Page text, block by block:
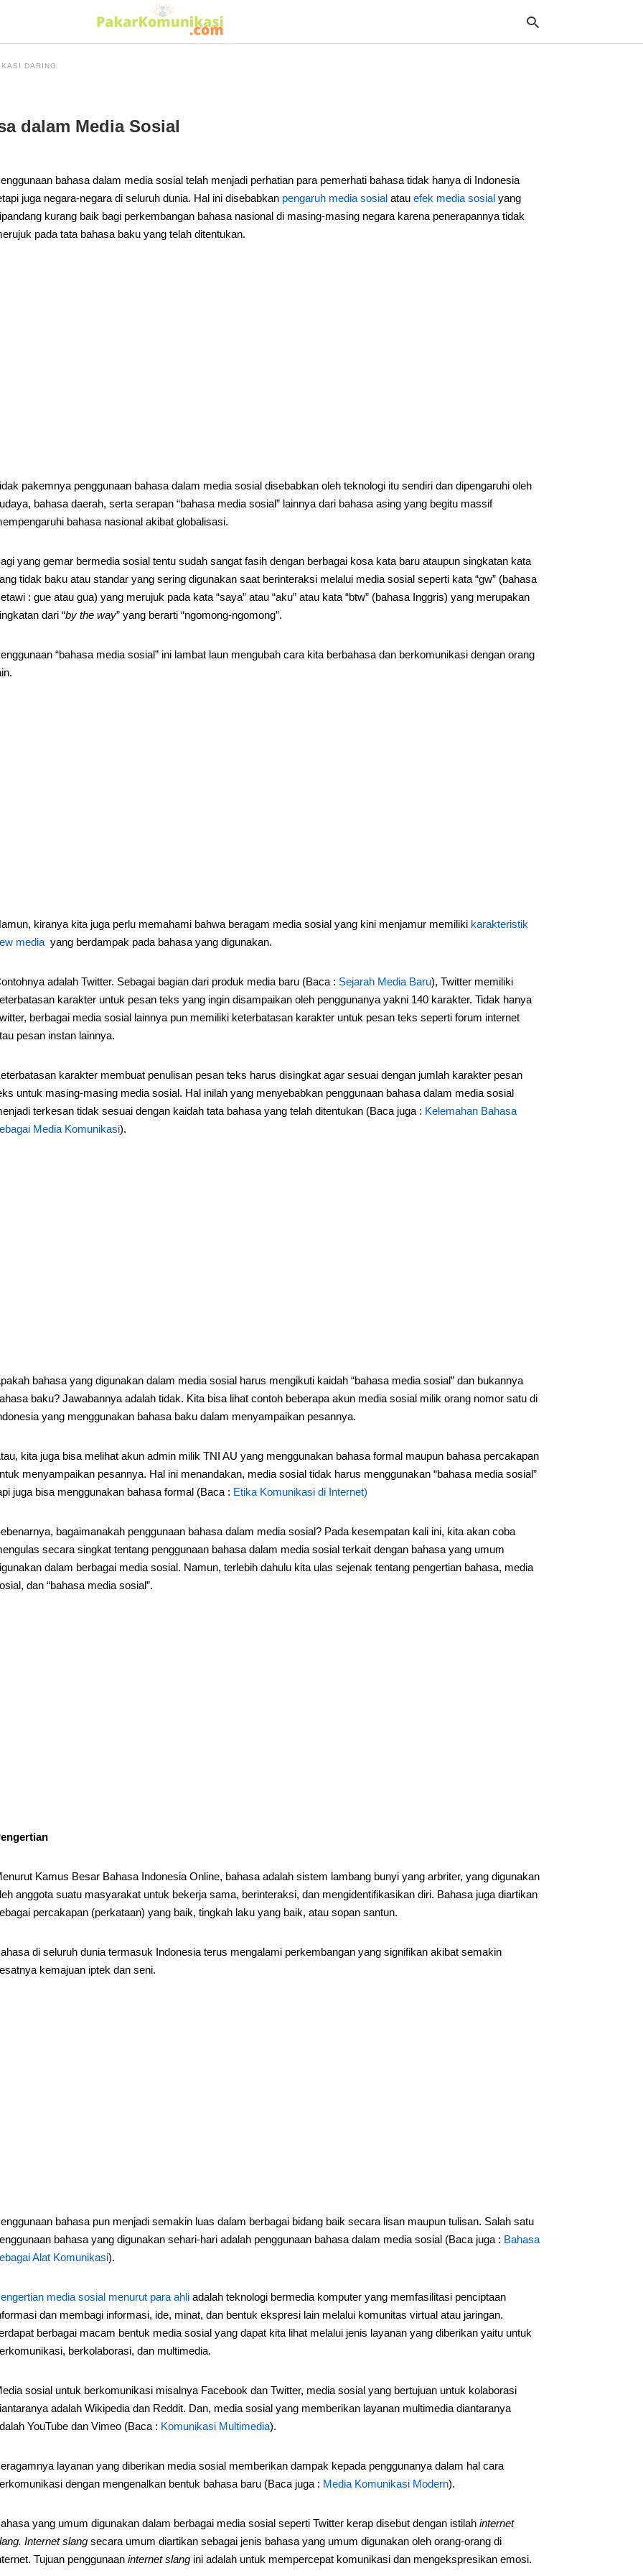
DARING
dalam Media Sosial
bahasa dalam media sosial telah menjadi perhatian para pemerhati bahasa tidak hanya di Indonesia
juga negara-negara di seluruh dunia. Hal ini disebabkan pengaruh media sosialatau efek media sosialyang
kurang baik bagi perkembangan bahasa nasional di masing-masing negara karena penerapannya tidak
pada tata bahasa baku yang telah ditentukan.
pakemnya penggunaan bahasa dalam media sosial disebabkan oleh teknologi itu sendiri dan dipengaruhi oleh
bahasa daerah, serta serapan “bahasa media sosial” lainnya dari bahasa asing yang begitu massif
bahasa nasional akibat globalisasi.
yang gemar bermedia sosial tentu sudah sangat fasih dengan berbagai kosa kata baru ataupun singkatan kata
tidak baku atau standar yang sering digunakan saat berinteraksi melalui media sosial seperti kata “gw” (bahasa
: gue atau gua) yang merujuk pada kata “saya” atau “aku” atau kata “btw” (bahasa Inggris) yang merupakan
dari “by the way” yang berarti “ngomong-ngomong”.
“bahasa media sosial” ini lambat laun mengubah cara kita berbahasa dan berkomunikasi dengan orang
kiranya kita juga perlu memahami bahwa beragam media sosial yang kini menjamur memiliki karakteristik
media yang berdampak pada bahasa yang digunakan.
adalah Twitter. Sebagai bagian dari produk media baru (Baca : Sejarah Media Baru), Twitter memiliki
karakter untuk pesan teks yang ingin disampaikan oleh penggunanya yakni 140 karakter. Tidak hanya
berbagai media sosial lainnya pun memiliki keterbatasan karakter untuk pesan teks seperti forum internet
pesan instan lainnya.
karakter membuat penulisan pesan teks harus disingkat agar sesuai dengan jumlah karakter pesan
untuk masing-masing media sosial. Hal inilah yang menyebabkan penggunaan bahasa dalam media sosial
terkesan tidak sesuai dengan kaidah tata bahasa yang telah ditentukan (Baca juga : Kelemahan Bahasa
Media Komunikasi).
bahasa yang digunakan dalam media sosial harus mengikuti kaidah “bahasa media sosial” dan bukannya
baku? Jawabannya adalah tidak. Kita bisa lihat contoh beberapa akun media sosial milik orang nomor satu di
yang menggunakan bahasa baku dalam menyampaikan pesannya.
kita juga bisa melihat akun admin milik TNI AU yang menggunakan bahasa formal maupun bahasa percakapan
menyampaikan pesannya. Hal ini menandakan, media sosial tidak harus menggunakan “bahasa media sosial”
juga bisa menggunakan bahasa formal (Baca : Etika Komunikasi di Internet)
bagaimanakah penggunaan bahasa dalam media sosial? Pada kesempatan kali ini, kita akan coba
secara singkat tentang penggunaan bahasa dalam media sosial terkait dengan bahasa yang umum
dalam berbagai media sosial. Namun, terlebih dahulu kita ulas sejenak tentang pengertian bahasa, media
dan “bahasa media sosial”.
Kamus Besar Bahasa Indonesia Online, bahasa adalah sistem lambang bunyi yang arbriter, yang digunakan
anggota suatu masyarakat untuk bekerja sama, berinteraksi, dan mengidentifikasikan diri. Bahasa juga diartikan
percakapan (perkataan) yang baik, tingkah laku yang baik, atau sopan santun.
di seluruh dunia termasuk Indonesia terus mengalami perkembangan yang signifikan akibat semakin
kemajuan iptek dan seni.
bahasa pun menjadi semakin luas dalam berbagai bidang baik secara lisan maupun tulisan. Salah satu
bahasa yang digunakan sehari-hari adalah penggunaan bahasa dalam media sosial (Baca juga : Bahasa
Alat Komunikasi).
media sosial menurut para ahliadalah teknologi bermedia komputer yang memfasilitasi penciptaan
dan membagi informasi, ide, minat, dan bentuk ekspresi lain melalui komunitas virtual atau jaringan.
berbagai macam bentuk media sosial yang dapat kita lihat melalui jenis layanan yang diberikan yaitu untuk
berkolaborasi, dan multimedia.
sosial untuk berkomunikasi misalnya Facebook dan Twitter, media sosial yang bertujuan untuk kolaborasi
adalah Wikipedia dan Reddit. Dan, media sosial yang memberikan layanan multimedia diantaranya
YouTube dan Vimeo (Baca : Komunikasi Multimedia).
layanan yang diberikan media sosial memberikan dampak kepada penggunanya dalam hal cara
dengan mengenalkan bentuk bahasa baru (Baca juga : Media Komunikasi Modern).
yang umum digunakan dalam berbagai media sosial seperti Twitter kerap disebut dengan istilah internet
Internet slangsecara umum diartikan sebagai jenis bahasa yang umum digunakan oleh orang-orang di
Tujuan penggunaan internet slangini adalah untuk mempercepat komunikasi dan mengekspresikan emosi.